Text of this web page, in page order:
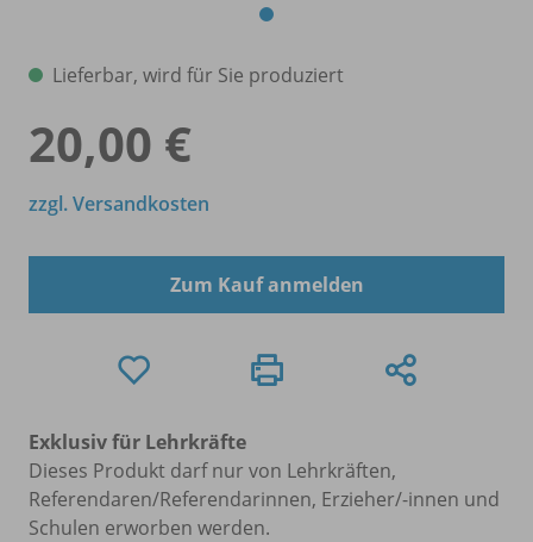
Lieferbar, wird für Sie produziert
20,00 €
zzgl. Versandkosten
Zum Kauf anmelden
Exklusiv für Lehrkräfte
Dieses Produkt darf nur von Lehrkräften,
Referendaren/Referendarinnen, Erzieher/-innen und
Schulen erworben werden.